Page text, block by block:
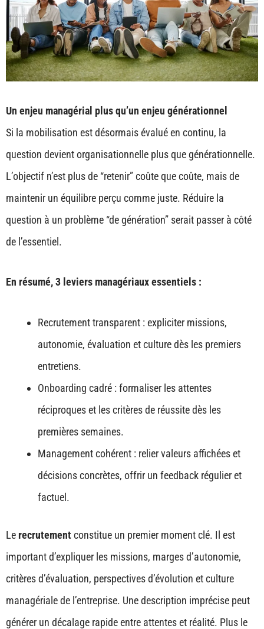
Un enjeu managérial plus qu’un enjeu générationnel
Si la mobilisation est désormais évalué en continu, la
question devient organisationnelle plus que générationnelle.
L’objectif n’est plus de “retenir” coûte que coûte, mais de
maintenir un équilibre perçu comme juste. Réduire la
question à un problème “de génération” serait passer à côté
de l’essentiel.
En résumé, 3 leviers managériaux essentiels :
Recrutement transparent : expliciter missions,
autonomie, évaluation et culture dès les premiers
entretiens.
Onboarding cadré : formaliser les attentes
réciproques et les critères de réussite dès les
premières semaines.
Management cohérent : relier valeurs affichées et
décisions concrètes, offrir un feedback régulier et
factuel.
Le recrutementconstitue un premier moment clé. Il est
important d’expliquer les missions, marges d’autonomie,
critères d’évaluation, perspectives d’évolution et culture
managériale de l’entreprise. Une description imprécise peut
générer un décalage rapide entre attentes et réalité. Plus le